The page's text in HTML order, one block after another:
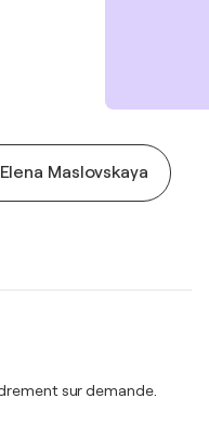
Maslovskaya
sur demande.